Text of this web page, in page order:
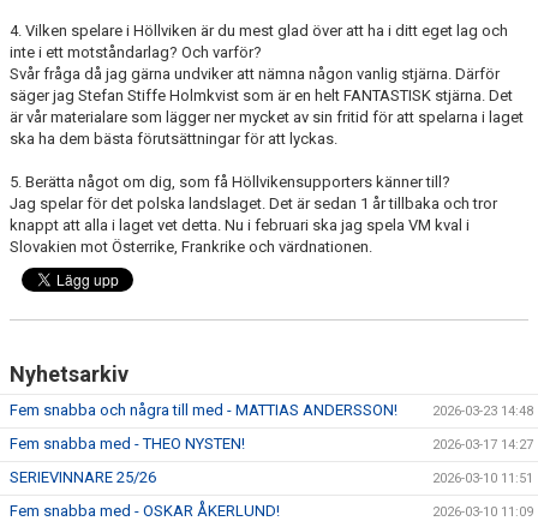
4. Vilken spelare i Höllviken är du mest glad över att ha i ditt eget lag och
inte i ett motståndarlag? Och varför?
Svår fråga då jag gärna undviker att nämna någon vanlig stjärna. Därför
säger jag Stefan Stiffe Holmkvist som är en helt FANTASTISK stjärna. Det
är vår materialare som lägger ner mycket av sin fritid för att spelarna i laget
ska ha dem bästa förutsättningar för att lyckas.
5. Berätta något om dig, som få Höllvikensupporters känner till?
Jag spelar för det polska landslaget. Det är sedan 1 år tillbaka och tror
knappt att alla i laget vet detta. Nu i februari ska jag spela VM kval i
Slovakien mot Österrike, Frankrike och värdnationen.
Nyhetsarkiv
Fem snabba och några till med - MATTIAS ANDERSSON! 2026-03-23 14:48
Fem snabba med - THEO NYSTEN! 2026-03-17 14:27
SERIEVINNARE 25/26 2026-03-10 11:51
Fem snabba med - OSKAR ÅKERLUND! 2026-03-10 11:09